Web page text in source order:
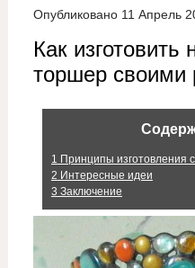
Опубликовано 11 Апрель
Как изготовить
торшер своими
1 Принципы изготовления
2 Интересные идеи
3 Заключение